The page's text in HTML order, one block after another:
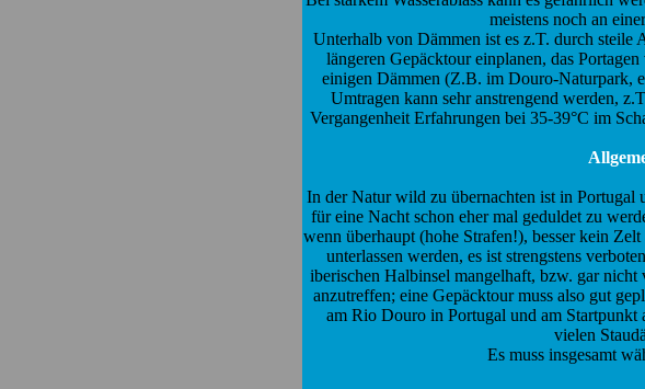
meistens noch an
Unterhalb von Dämmen ist es z.T. durch steile
längeren Gepäcktour einplanen, das
einigen Dämmen (Z.B. im Douro-Naturpark,
Umtragen kann sehr anstrengend werden,
Vergangenheit Erfahrungen bei 35-39°C im
In der Natur wild zu übernachten ist in Portugal
für eine Nacht schon eher mal geduldet zu
wenn überhaupt (hohe Strafen!), besser kein Zelt
unterlassen werden, es ist strengstens
iberischen Halbinsel mangelhaft, bzw. gar nicht
anzutreffen; eine Gepäcktour muss also gut
am Rio Douro in Portugal und am Startpunkt
vielen
Es muss insgesamt